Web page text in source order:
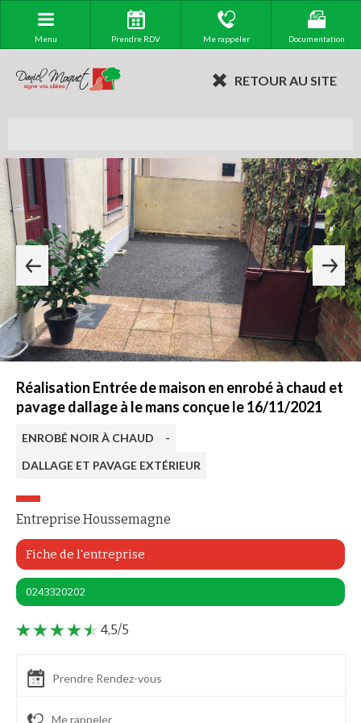
Menu Prendre RDV Me rappeler Documentation
RETOUR AU SITE
Réalisation Entrée de maison en enrobé à chaud et
pavage dallage à le mans conçue le 16/11/2021
ENROBÉ NOIR À CHAUD
-
DALLAGE ET PAVAGE EXTÉRIEUR
Entreprise Houssemagne
Fiche de l'entreprise
0243320202
4,5/5
Prendre Rendez-vous
Me rappeler